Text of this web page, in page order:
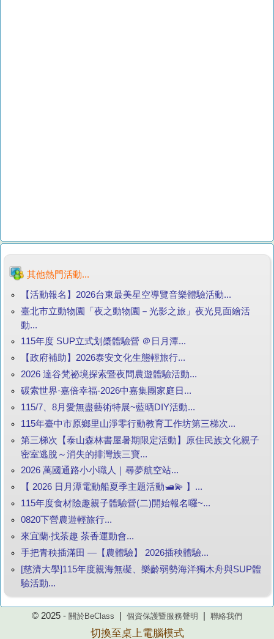
其他熱門活動...
【活動報名】2026台東最美星空導覽音樂體驗活動...
臺北市立動物園「夜之動物園－光影之旅」夜光見面繪活
動...
115年度 SUP立式划槳體驗營 ＠日月潭...
【政府補助】2026泰安文化生態輕旅行...
2026 達谷梵祕境探索暨夜間農遊體驗活動...
碳索世界·嘉倍幸福-2026中嘉集團家庭日...
115/7、8月愛無盡藝術特展~藍晒DIY活動...
115年臺中市原鄉里山淨零行動教育工作坊第三梯次...
第三梯次【泰山森林書屋暑期限定活動】原住民族文化親子
密室逃脫～消失的排灣族三寶...
2026 萬國通路小小職人｜尋夢航空站...
【 2026 日月潭電動船夏季主題活動🛥️💫 】...
115年度食材險趣親子體驗營(二)開始報名囉~...
0820下營農遊輕旅行...
來宜蘭‧找茶趣 茶香運動會...
手把青秧插滿田 —【農體驗】 2026插秧體驗...
[慈濟大學]115年度親海無礙、樂齡弱勢海洋獨木舟與SUP體
驗活動...
© 2025 - 關於BeClass 個資保護暨服務聲明 聯絡我們
切換至桌上電腦模式